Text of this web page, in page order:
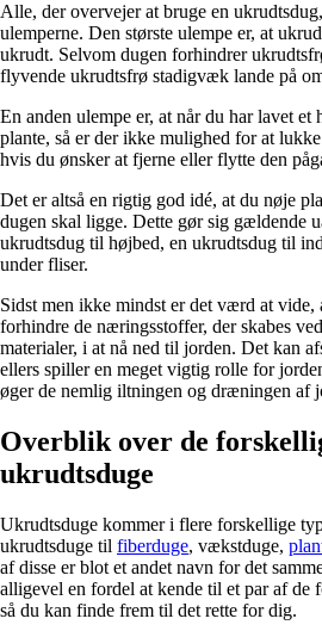
Alle, der overvejer at bruge en
ulemperne. Den største ulempe er, at
ukrudt. Selvom dugen forhindrer
flyvende ukrudtsfrø stadigvæk lande på
En anden ulempe er, at når du har lavet
plante, så er der ikke mulighed for at
hvis du ønsker at fjerne eller flytte den
Det er altså en rigtig god idé, at du nøje
dugen skal ligge. Dette gør sig gældende
ukrudtsdug til højbed, en ukrudtsdug til
under fliser.
Sidst men ikke mindst er det værd at vide,
forhindre de næringsstoffer, der skabes
materialer, i at nå ned til jorden. Det kan
ellers spiller en meget vigtig rolle for
øger de nemlig iltningen og dræningen af
Overblik over de
ukrudtsduge
Ukrudtsduge kommer i flere forskellige
ukrudtsduge til fiberduge, vækstduge,
af disse er blot et andet navn for det
alligevel en fordel at kende til et par af de
så du kan finde frem til det rette for dig.